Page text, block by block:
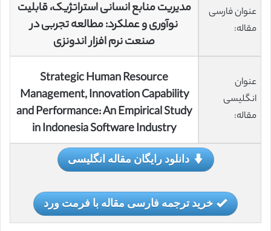
عنوان فارسی
مقاله:
مدیریت منابع انسانی استراتژیک، قابلیت
نوآوری و عملکرد: مطالعه تجربی در
صنعت نرم افزار اندونزی
عنوان
انگلیسی
مقاله:
Strategic Human Resource
Management, Innovation Capability
and Performance: An Empirical Study
in Indonesia Software Industry
دانلود رایگان مقاله انگلیسی
خرید ترجمه فارسی مقاله با فرمت ورد